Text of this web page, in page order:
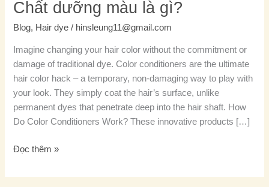
Chất dưỡng màu là gì?
Blog, Hair dye / hinsleung11@gmail.com
Imagine changing your hair color without the commitment or
damage of traditional dye. Color conditioners are the ultimate
hair color hack – a temporary, non-damaging way to play with
your look. They simply coat the hair’s surface, unlike
permanent dyes that penetrate deep into the hair shaft. How
Do Color Conditioners Work? These innovative products […]
Đọc thêm »